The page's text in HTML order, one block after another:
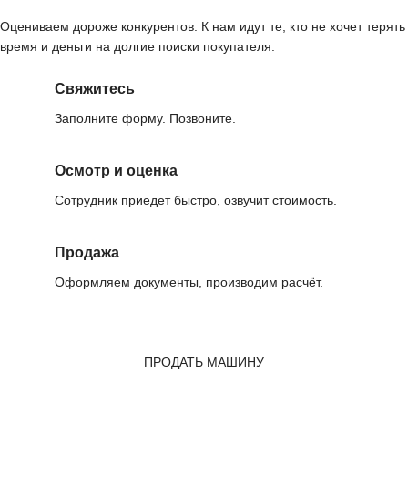
Оцениваем дороже конкурентов. К нам идут те, кто не хочет терять
время и деньги на долгие поиски покупателя.
Свяжитесь
Заполните форму. Позвоните.
Осмотр и оценка
Сотрудник приедет быстро, озвучит стоимость.
Продажа
Оформляем документы, производим расчёт.
ПРОДАТЬ МАШИНУ